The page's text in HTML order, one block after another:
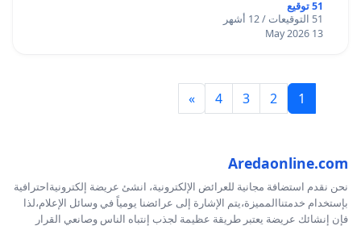
51 توقيع
51 التوقيعات / 12 أشهر
13 May 2026
1
2
3
4
»
Aredaonline.com
نحن نقدم استضافة مجانية للعرائض الإلكترونية، انشئ عريضة إلكترونيةاحترافية
بإستخدام خدمتناالمميزة،يتم الإشارة إلى عرائضنا يومياً في وسائل الإعلام،لذا
فإن إنشائك عريضة يعتبر طريقة عظيمة لجذب إنتباه الناس وصانعي القرار